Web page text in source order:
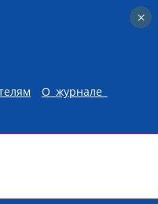
О журнале
×
×